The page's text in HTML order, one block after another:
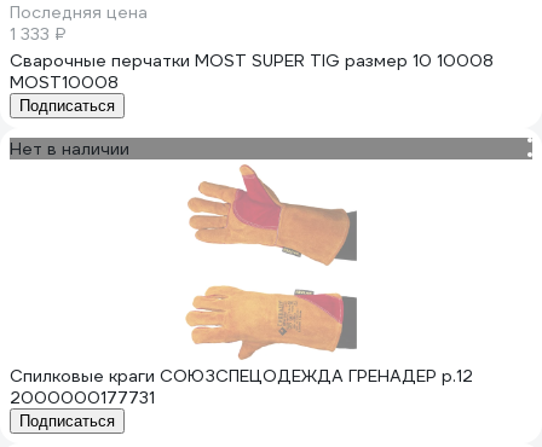
Последняя цена
1 333 ₽
Сварочные перчатки MOST SUPER TIG размер 10 10008
MOST10008
Подписаться
Нет в наличии
Спилковые краги СОЮЗСПЕЦОДЕЖДА ГРЕНАДЕР р.12
2000000177731
Подписаться